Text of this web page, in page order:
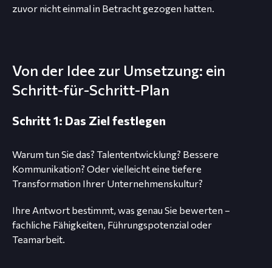
zuvor nicht einmal in Betracht gezogen hatten.
Von der Idee zur Umsetzung: ein
Schritt-für-Schritt-Plan
Schritt 1: Das Ziel festlegen
Warum tun Sie das? Talententwicklung? Bessere
Kommunikation? Oder vielleicht eine tiefere
Transformation Ihrer Unternehmenskultur?
Ihre Antwort bestimmt, was genau Sie bewerten –
fachliche Fähigkeiten, Führungspotenzial oder
Teamarbeit.